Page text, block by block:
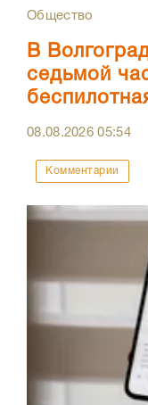
Общество
В
седьмой
08.08.202605:54
Комментарии